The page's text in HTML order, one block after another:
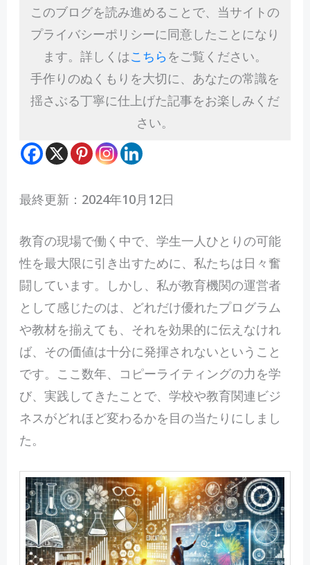
このブログを読み進めることで、当サイトの
プライバシーポリシーに同意したことになり
ます。詳しくはこちら をご覧ください。
手作りのぬくもりを大切に、あなたの常識を
揺さぶる丁寧に仕上げた記事をお楽しみくだ
さい。
最終更新：2024年10月12日
教育の現場で働く中で、学生一人ひとりの可能
性を最大限に引き出すために、私たちは日々奮
闘しています。しかし、私が教育機関の運営者
として感じたのは、どれだけ優れたプログラム
や教材を揃えても、それを効果的に伝えなけれ
ば、その価値は十分に発揮されないということ
です。ここ数年、コピーライティングの力を学
び、実践してきたことで、学校や教育関連ビジ
ネスがどれほど変わるかを目の当たりにしまし
た。